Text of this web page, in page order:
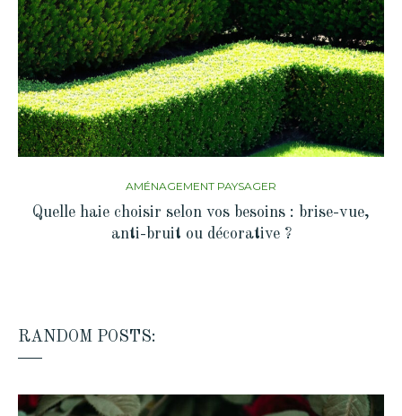
AMÉNAGEMENT PAYSAGER
Quelle haie choisir selon vos besoins : brise-vue,
anti-bruit ou décorative ?
RANDOM POSTS: